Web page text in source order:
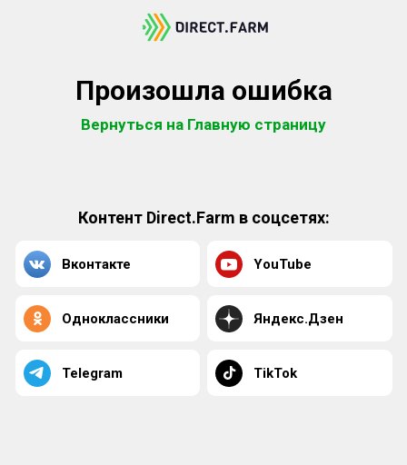
Произошла ошибка
Вернуться на Главную страницу
Контент Direct.Farm в соцсетях:
Вконтакте YouTube
Одноклассники Яндекс.Дзен
Telegram TikTok